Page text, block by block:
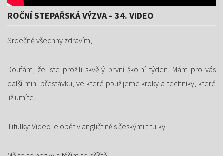
ROČNÍ STEPAŘSKÁ VÝZVA – 34. VIDEO
Srdečně všechny zdravím,
Doufám, že jste prožili skvělý první školní týden. Mám pro vás
další mini-přestávku, ve které použijeme kroky a techniky, které
již umíte.
Titulky: Video je opět v angličtině s českými titulky.